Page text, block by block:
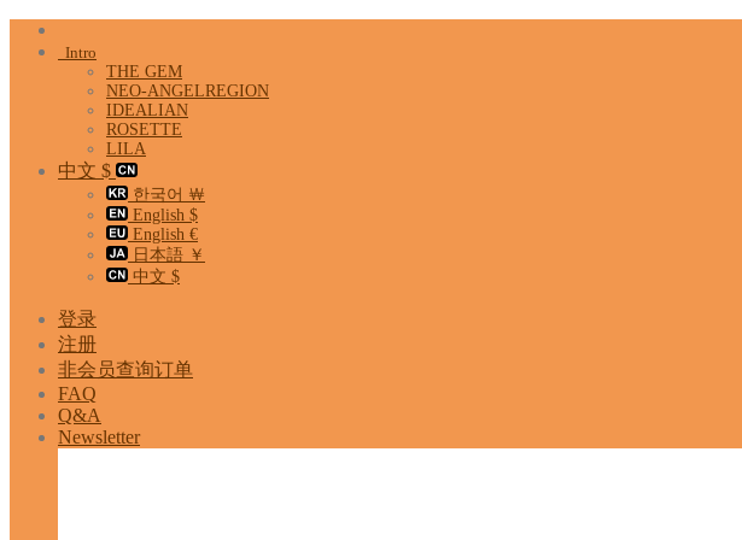
Skip
Intro
THE GEM
NEO-ANGELREGION
IDEALIAN
ROSETTE
LILA
中文 $
한국어 ￦
English $
English €
日本語 ￥
中文 $
登录
注册
非会员查询订单
FAQ
Q&A
Newsletter